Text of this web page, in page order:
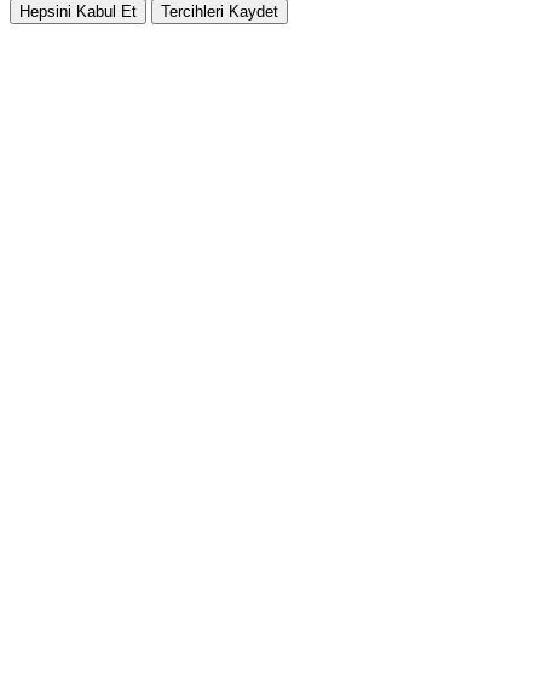
Hepsini Kabul Et Tercihleri Kaydet